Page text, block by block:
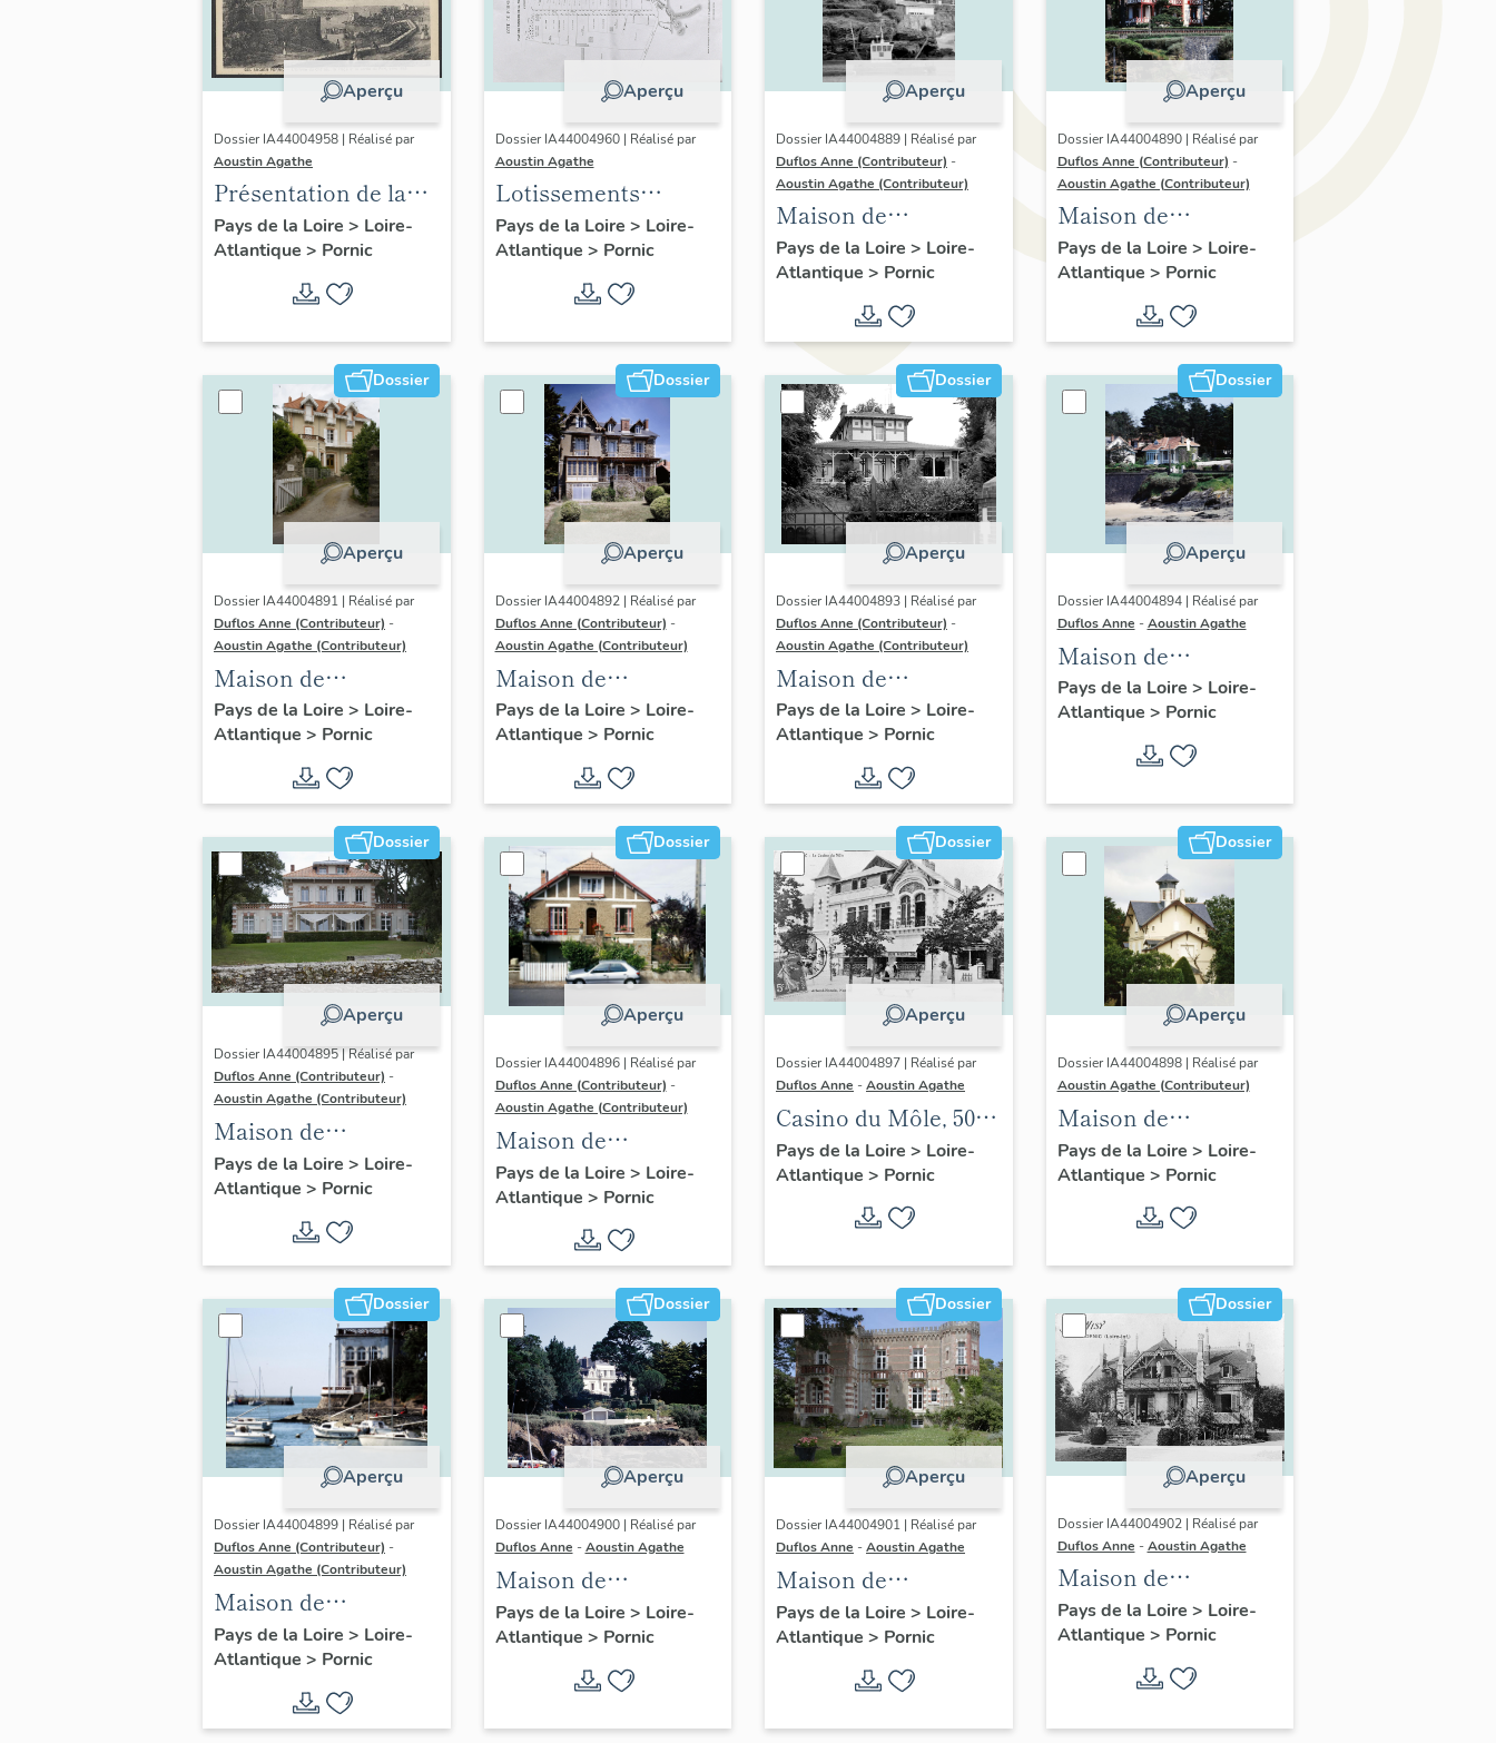
Aperçu
Dossier IA44004958 | Réalisé par
Aoustin Agathe
Présentation de la
commune de Pornic
Pays de la Loire > Loire-
Atlantique > Pornic
Aperçu
Dossier IA44004960 | Réalisé par
Aoustin Agathe
Lotissements
concertés de la Côte
de Jade
Pays de la Loire > Loire-
Atlantique > Pornic
Aperçu
Dossier IA44004889 | Réalisé par
Duflos Anne (Contributeur) -
Aoustin Agathe (Contributeur)
Maison de
villégiature
balnéaire dite villa
Louisa, puis villa
Athys
Pays de la Loire > Loire-
Atlantique > Pornic
Aperçu
Dossier IA44004890 | Réalisé par
Duflos Anne (Contributeur) -
Aoustin Agathe (Contributeur)
Maison de
villégiature
balnéaire dite Villa
Marguerite puis
Roche Gann
Pays de la Loire > Loire-
Atlantique > Pornic
Dossier
Aperçu
Dossier IA44004891 | Réalisé par
Duflos Anne (Contributeur) -
Aoustin Agathe (Contributeur)
Maison de
villégiature
balnéaire dite Chalet
Gautier, 1 rue de la
Brandelle
Pays de la Loire > Loire-
Atlantique > Pornic
Dossier
Aperçu
Dossier IA44004892 | Réalisé par
Duflos Anne (Contributeur) -
Aoustin Agathe (Contributeur)
Maison de
villégiature
balnéaire dite La
Tempête, 1 rue
Gambetta
Pays de la Loire > Loire-
Atlantique > Pornic
Dossier
Aperçu
Dossier IA44004893 | Réalisé par
Duflos Anne (Contributeur) -
Aoustin Agathe (Contributeur)
Maison de
villégiature
balnéaire dite Ker
Tanniou, 80
boulevard Thiers
Pays de la Loire > Loire-
Atlantique > Pornic
Dossier
Aperçu
Dossier IA44004894 | Réalisé par
Duflos Anne -Aoustin Agathe
Maison de
villégiature
balnéaire dite Ker
Madeleine puis villa
Lucienne, 25 chemin
de Gourmalon
Pays de la Loire > Loire-
Atlantique > Pornic
Dossier
Aperçu
Dossier IA44004895 | Réalisé par
Duflos Anne (Contributeur) -
Aoustin Agathe (Contributeur)
Maison de
villégiature
balnéaire dite El
Biar, 104 rue de la
Pays de la Loire > Loire-
Atlantique > Pornic
Dossier
Aperçu
Dossier IA44004896 | Réalisé par
Duflos Anne (Contributeur) -
Aoustin Agathe (Contributeur)
Maison de
villégiature
balnéaire dite Ty
Mano, 8 rue Léon-
Lenoir
Pays de la Loire > Loire-
Atlantique > Pornic
Dossier
Aperçu
Dossier IA44004897 | Réalisé par
Duflos Anne -Aoustin Agathe
Casino du Môle, 50
quai Leray
Pays de la Loire > Loire-
Atlantique > Pornic
Dossier
Aperçu
Dossier IA44004898 | Réalisé par
Aoustin Agathe (Contributeur)
Maison de
villégiature
balnéaire dite
Calypso, rue des
Pays de la Loire > Loire-
Atlantique > Pornic
Dossier
Aperçu
Dossier IA44004899 | Réalisé par
Duflos Anne (Contributeur) -
Aoustin Agathe (Contributeur)
Maison de
villégiature
balnéaire dite la
Malouine, 3 avenue
de la Noëveillard
Pays de la Loire > Loire-
Atlantique > Pornic
Dossier
Aperçu
Dossier IA44004900 | Réalisé par
Duflos Anne -Aoustin Agathe
Maison de
villégiature
balnéaire dite Ker
Colo, 19 avenue de la
Pays de la Loire > Loire-
Atlantique > Pornic
Dossier
Aperçu
Dossier IA44004901 | Réalisé par
Duflos Anne -Aoustin Agathe
Maison de
villégiature
balnéaire dite villa
Chambly, 26 avenue
de la Noëveillard
Pays de la Loire > Loire-
Atlantique > Pornic
Dossier
Aperçu
Dossier IA44004902 | Réalisé par
Duflos Anne -Aoustin Agathe
Maison de
villégiature
balnéaire dite Ker
Wisy, 31 avenue de la
Pays de la Loire > Loire-
Atlantique > Pornic